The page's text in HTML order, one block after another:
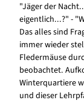
"Jäger der
eigentlich...?" -
Das alles sind
immer wieder
Fledermäuse
beobachtet.
Winterquartiere
und dieser